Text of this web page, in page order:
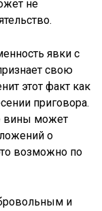
не
явки с
свою
этот факт как
приговора.
вины может
о
возможно по
и